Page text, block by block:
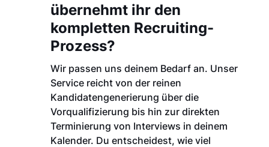
übernehmt ihr den
kompletten Recruiting-
Prozess?
Wir passen uns deinem Bedarf an. Unser
Service reicht von der reinen
Kandidatengenerierung über die
Vorqualifizierung bis hin zur direkten
Terminierung von Interviews in deinem
Kalender. Du entscheidest, wie viel